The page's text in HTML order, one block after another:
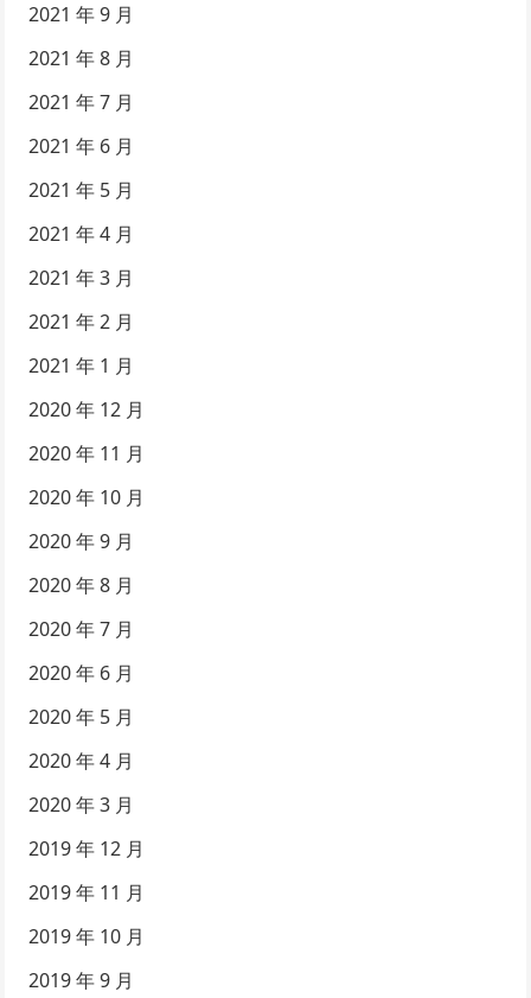
2021 年 9 月
2021 年 8 月
2021 年 7 月
2021 年 6 月
2021 年 5 月
2021 年 4 月
2021 年 3 月
2021 年 2 月
2021 年 1 月
2020 年 12 月
2020 年 11 月
2020 年 10 月
2020 年 9 月
2020 年 8 月
2020 年 7 月
2020 年 6 月
2020 年 5 月
2020 年 4 月
2020 年 3 月
2019 年 12 月
2019 年 11 月
2019 年 10 月
2019 年 9 月